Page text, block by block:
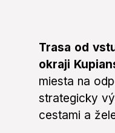
Trasa od
okraji
miesta na
strategicky
cestami a